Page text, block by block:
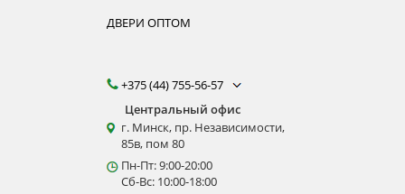
ДВЕРИ ОПТОМ
+375 (44) 755-56-57
Центральный офис
г. Минск, пр. Независимости,
85в, пом 80
Пн-Пт: 9:00-20:00
Сб-Вс: 10:00-18:00